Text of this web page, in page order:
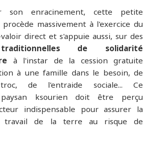
son enracinement, cette petite
massivement à l'exercice du
direct et s'appuie aussi, sur des
de solidarité
à l'instar de la cession gratuite
à une famille dans le besoin, de
de l'entraide sociale... Ce
ksourien doit être perçu
indispensable pour assurer la
travail de la terre au risque de